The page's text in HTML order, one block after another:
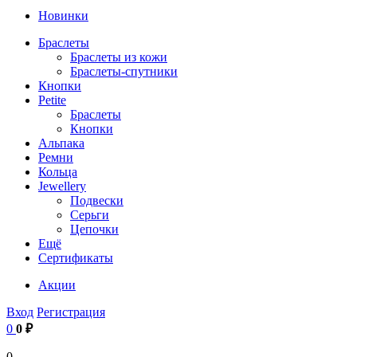
Новинки
Браслеты
Браслеты из кожи
Браслеты-спутники
Кнопки
Petite
Браслеты
Кнопки
Альпака
Ремни
Кольца
Jewellery
Подвески
Серьги
Цепочки
Ещё
Сертификаты
Акции
Вход Регистрация
0 0 ₽